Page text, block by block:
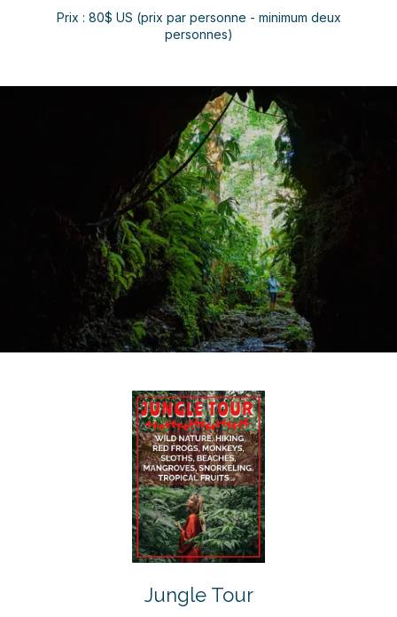
Prix : 80$ US (prix par personne - minimum deux
personnes)
Jungle Tour